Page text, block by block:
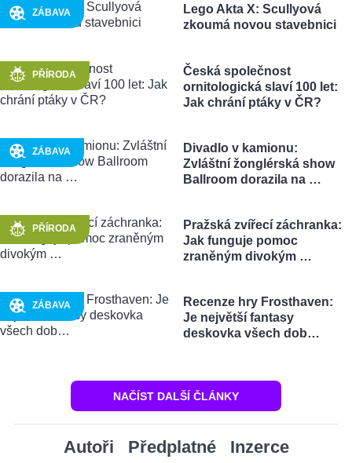
ZÁBAVA
Lego Akta X: Scullyová
zkoumá novou stavebnici
PŘÍRODA
Česká společnost
ornitologická slaví 100 let:
Jak chrání ptáky v ČR?
ZÁBAVA
Divadlo v kamionu:
Zvláštní žonglérská show
Ballroom dorazila na …
PŘÍRODA
Pražská zvířecí záchranka:
Jak funguje pomoc
zraněným divokým …
ZÁBAVA
Recenze hry Frosthaven:
Je největší fantasy
deskovka všech dob…
NAČÍST DALŠÍ ČLÁNKY
Autoři Předplatné Inzerce